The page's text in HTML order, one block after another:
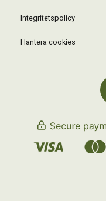
Integritetspolicy
Hantera cookies